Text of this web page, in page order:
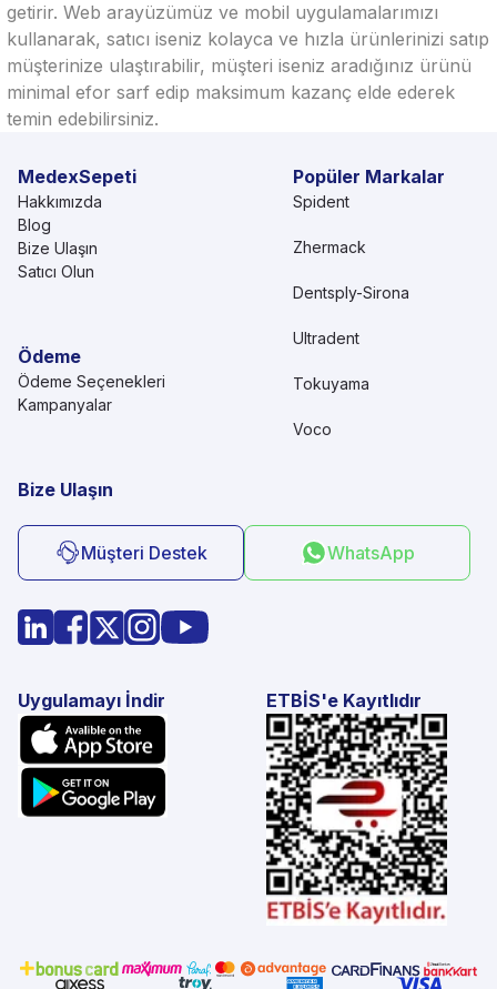
getirir. Web arayüzümüz ve mobil uygulamalarımızı
kullanarak, satıcı iseniz kolayca ve hızla ürünlerinizi satıp
müşterinize ulaştırabilir, müşteri iseniz aradığınız ürünü
minimal efor sarf edip maksimum kazanç elde ederek
temin edebilirsiniz.
MedexSepeti
Hakkımızda
Blog
Bize Ulaşın
Satıcı Olun
Ödeme
Ödeme Seçenekleri
Kampanyalar
Popüler Markalar
Spident
Zhermack
Dentsply-Sirona
Ultradent
Tokuyama
Voco
Bize Ulaşın
Müşteri Destek WhatsApp
Uygulamayı İndir ETBİS'e Kayıtlıdır